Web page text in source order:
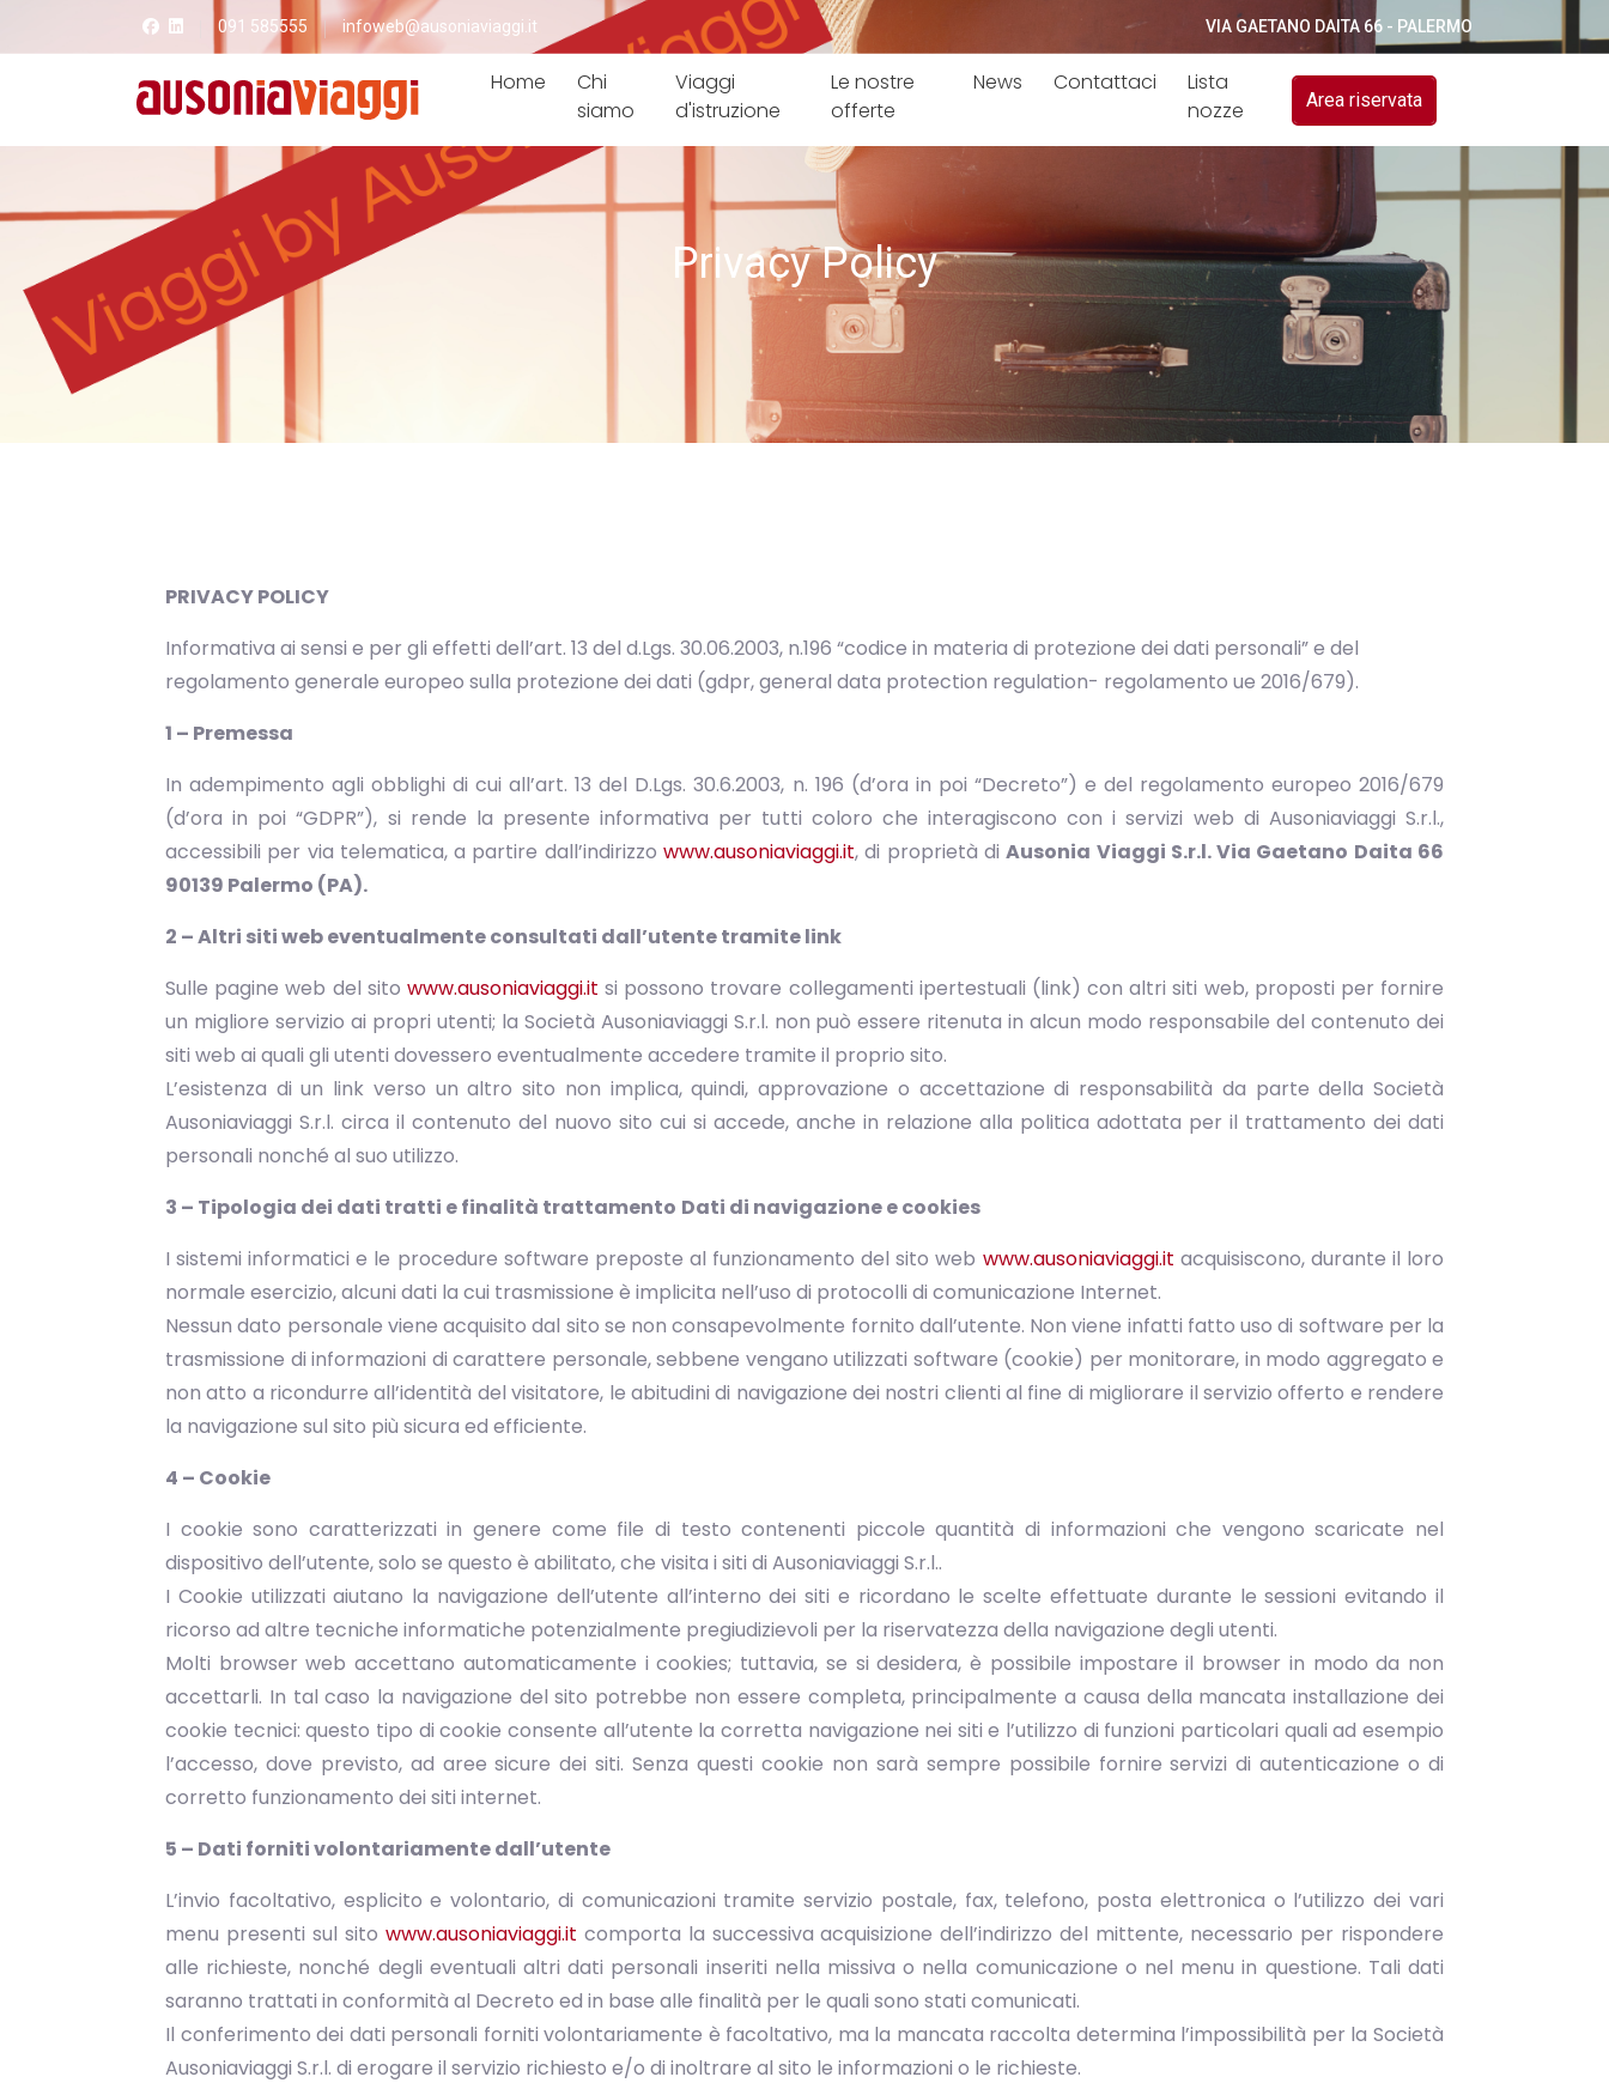
091 585555 infoweb@ausoniaviaggi.it VIA GAETANO DAITA 66 - PALERMO
Home
Chi
siamo
Viaggi
d'istruzione
Le nostre
offerte
News Contattaci
Lista
nozze
Area riservata
Privacy Policy
PRIVACY POLICY
Informativa ai sensi e per gli effetti dell’art. 13 del d.Lgs. 30.06.2003, n.196 “codice in materia di protezione dei dati personali” e del
regolamento generale europeo sulla protezione dei dati (gdpr, general data protection regulation- regolamento ue 2016/679).
1 – Premessa
In adempimento agli obblighi di cui all’art. 13 del D.Lgs. 30.6.2003, n. 196 (d’ora in poi “Decreto”) e del regolamento europeo 2016/679
(d’ora in poi “GDPR”), si rende la presente informativa per tutti coloro che interagiscono con i servizi web di Ausoniaviaggi S.r.l.,
accessibili per via telematica, a partire dall’indirizzowww.ausoniaviaggi.it, di proprietà diAusonia Viaggi S.r.l. Via Gaetano Daita 66
90139 Palermo (PA).
2 – Altri siti web eventualmente consultati dall’utente tramite link
Sulle pagine web del sito www.ausoniaviaggi.it si possono trovare collegamenti ipertestuali (link) con altri siti web, proposti per fornire
un migliore servizio ai propri utenti; la Società Ausoniaviaggi S.r.l. non può essere ritenuta in alcun modo responsabile del contenuto dei
siti web ai quali gli utenti dovessero eventualmente accedere tramite il proprio sito.
L’esistenza di un link verso un altro sito non implica, quindi, approvazione o accettazione di responsabilità da parte della Società
Ausoniaviaggi S.r.l. circa il contenuto del nuovo sito cui si accede, anche in relazione alla politica adottata per il trattamento dei dati
personali nonché al suo utilizzo.
3 – Tipologia dei dati tratti e finalità trattamento Dati di navigazione e cookies
I sistemi informatici e le procedure software preposte al funzionamento del sito web www.ausoniaviaggi.it acquisiscono, durante il loro
normale esercizio, alcuni dati la cui trasmissione è implicita nell’uso di protocolli di comunicazione Internet.
Nessun dato personale viene acquisito dal sito se non consapevolmente fornito dall’utente. Non viene infatti fatto uso di software per la
trasmissione di informazioni di carattere personale, sebbene vengano utilizzati software (cookie) per monitorare, in modo aggregato e
non atto a ricondurre all’identità del visitatore, le abitudini di navigazione dei nostri clienti al fine di migliorare il servizio offerto e rendere
la navigazione sul sito più sicura ed efficiente.
4 – Cookie
I cookie sono caratterizzati in genere come file di testo contenenti piccole quantità di informazioni che vengono scaricate nel
dispositivo dell’utente, solo se questo è abilitato, che visita i siti di Ausoniaviaggi S.r.l..
I Cookie utilizzati aiutano la navigazione dell’utente all’interno dei siti e ricordano le scelte effettuate durante le sessioni evitando il
ricorso ad altre tecniche informatiche potenzialmente pregiudizievoli per la riservatezza della navigazione degli utenti.
Molti browser web accettano automaticamente i cookies; tuttavia, se si desidera, è possibile impostare il browser in modo da non
accettarli. In tal caso la navigazione del sito potrebbe non essere completa, principalmente a causa della mancata installazione dei
cookie tecnici: questo tipo di cookie consente all’utente la corretta navigazione nei siti e l’utilizzo di funzioni particolari quali ad esempio
l’accesso, dove previsto, ad aree sicure dei siti. Senza questi cookie non sarà sempre possibile fornire servizi di autenticazione o di
corretto funzionamento dei siti internet.
5 – Dati forniti volontariamente dall’utente
L’invio facoltativo, esplicito e volontario, di comunicazioni tramite servizio postale, fax, telefono, posta elettronica o l’utilizzo dei vari
menu presenti sul sito www.ausoniaviaggi.it comporta la successiva acquisizione dell’indirizzo del mittente, necessario per rispondere
alle richieste, nonché degli eventuali altri dati personali inseriti nella missiva o nella comunicazione o nel menu in questione. Tali dati
saranno trattati in conformità al Decreto ed in base alle finalità per le quali sono stati comunicati.
Il conferimento dei dati personali forniti volontariamente è facoltativo, ma la mancata raccolta determina l’impossibilità per la Società
Ausoniaviaggi S.r.l. di erogare il servizio richiesto e/o di inoltrare al sito le informazioni o le richieste.